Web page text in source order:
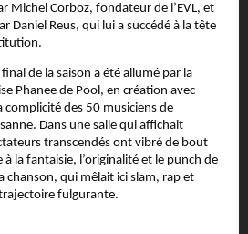
Michel Corboz, fondateur de l’EVL, et
Daniel Reus, qui lui a succédé à la tête
de la saison a été allumé par la
Phanee de Pool, en création avec
complicité des 50 musiciens de
Dans une salle qui affichait
transcendés ont vibré de bout
la fantaisie, l’originalité et le punch de
chanson, qui mêlait ici slam, rap et
fulgurante.